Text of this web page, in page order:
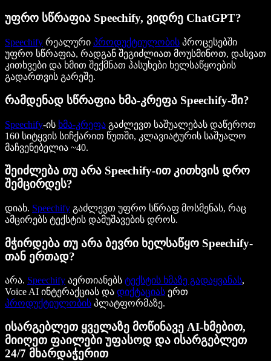
უფრო სწრაფია Speechify, ვიდრე ChatGPT?
Speechify რეალური პროდუქტიულობის პროცესებში
უფრო სწრაფია, რადგან შეგიძლიათ მოუსმინოთ, დასვათ
კითხვები და ხმით შექმნათ პასუხები ხელსაწყოების
გადართვის გარეშე.
რამდენად სწრაფია ხმა-კრეფა Speechify-ში?
Speechify-ის ხმა-კრეფა გაძლევთ საშუალებას დაწეროთ
160 სიტყვის სიჩქარით წუთში, კლავიატურის საშუალო
მაჩვენებელია ~40.
შეიძლება თუ არა Speechify-ით კითხვის დრო
შემცირდეს?
დიახ. Speechify გაძლევთ უფრო სწრაფ მოსმენას, რაც
ამცირებს ტექსტის დამუშავების დროს.
მჭირდება თუ არა ბევრი ხელსაწყო Speechify-
თან ერთად?
არა. Speechify აერთიანებს ტექსტის ხმაზე გადაყვანას,
Voice AI ინტერაქციას და დიქტაციას ერთ
პროდუქტიულობის პლატფორმაზე.
ისარგებლეთ ყველაზე მოწინავე AI-ხმებით,
მიიღეთ ფაილები უფასოდ და ისარგებლეთ
24/7 მხარდაჭერით